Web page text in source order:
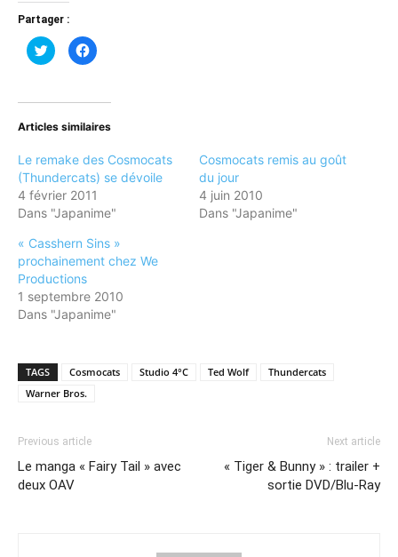
Partager :
Cliquez
pour
partager
dans
nouvelle
fenêtre)
Cliquez
pour
dans
nouvelle
fenêtre)
Articles similaires
Le remake des Cosmocats
(Thundercats) se dévoile
4 février 2011
Dans "Japanime"
Cosmocats remis au goût
du jour
4 juin 2010
Dans "Japanime"
« Casshern Sins »
prochainement chez We
Productions
1 septembre 2010
Dans "Japanime"
TAGS Cosmocats Studio 4°C Ted Wolf
Thundercats
Warner Bros.
Previous article
Le manga « Fairy Tail » avec
deux OAV
Next article
« Tiger & Bunny » : trailer +
sortie DVD/Blu-Ray